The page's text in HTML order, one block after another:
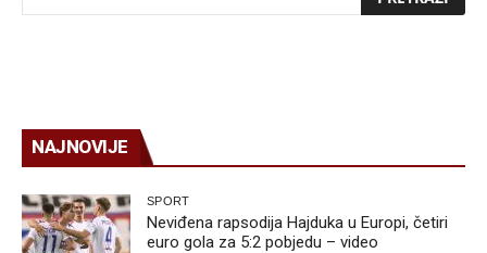
NAJNOVIJE
SPORT
Neviđena rapsodija Hajduka u Europi, četiri
euro gola za 5:2 pobjedu – video